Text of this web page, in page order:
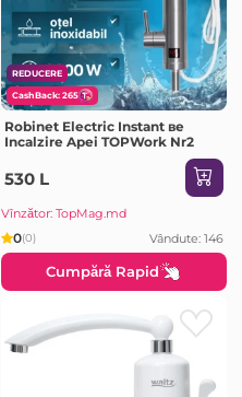
REDUCERE
CashBack: 265
Robinet Electric Instant вe
Incalzire Apei TOPWork Nr2
530 L
Vînzător: TopMag.md
0(0) Vândute: 146
Cumpără Rapid